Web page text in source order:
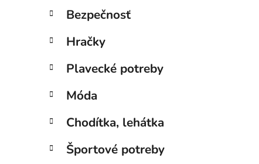
Bezpečnosť
Hračky
Plavecké potreby
Móda
Chodítka, lehátka
Športové potreby